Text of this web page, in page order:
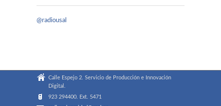
@radiousal
Calle Espejo 2. Servicio de Producción e Innovación
Digital.
923 294400. Ext. 5471